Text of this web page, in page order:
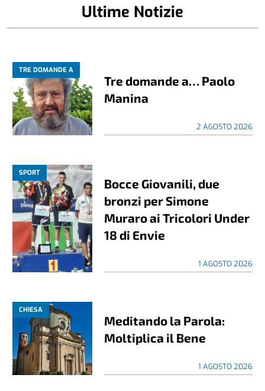
Ultime Notizie
TRE DOMANDE A
Tre domande a… Paolo
Manina
2 AGOSTO 2026
SPORT
Bocce Giovanili, due
bronzi per Simone
Muraro ai Tricolori Under
18 di Envie
1 AGOSTO 2026
CHIESA
Meditando la Parola:
Moltiplica il Bene
1 AGOSTO 2026